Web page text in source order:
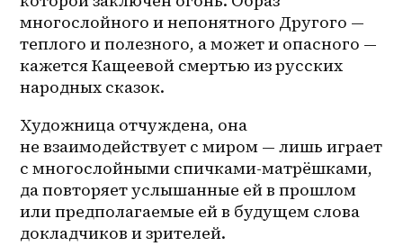
многослойного и непонятного Другого —
теплого и полезного, а может и опасного —
кажется Кащеевой смертью из русских
народных сказок.
Художница отчуждена, она
не взаимодействует с миром — лишь играет
с многослойными спичками-матрёшками,
да повторяет услышанные ей в прошлом
или предполагаемые ей в будущем слова
докладчиков и зрителей.